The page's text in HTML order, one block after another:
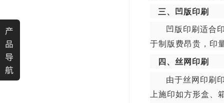
三、凹版印刷
凹版印刷适合
于制版费昂贵，印
四、丝网印刷
由于丝网印刷
上施印如方形盒
产
品
导
航